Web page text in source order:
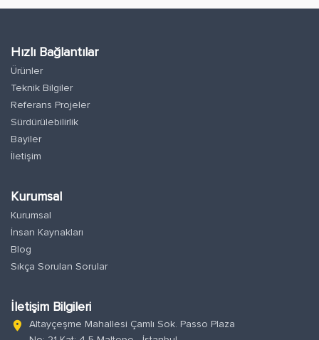
Hızlı Bağlantılar
Ürünler
Teknik Bilgiler
Referans Projeler
Sürdürülebilirlik
Bayiler
İletişim
Kurumsal
Kurumsal
İnsan Kaynakları
Blog
Sıkça Sorulan Sorular
İletişim Bilgileri
location_on
Altayçeşme Mahallesi Çamlı Sok. Passo Plaza